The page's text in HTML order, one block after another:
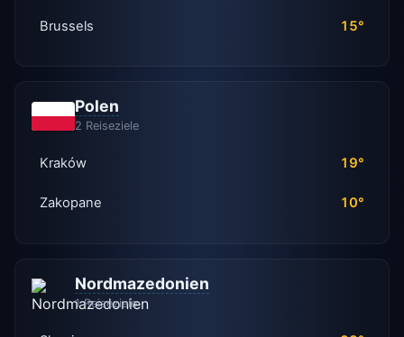
Brussels 15°
Polen
2 Reiseziele
Kraków 19°
Zakopane 10°
Nordmazedonien
1 Reiseziele